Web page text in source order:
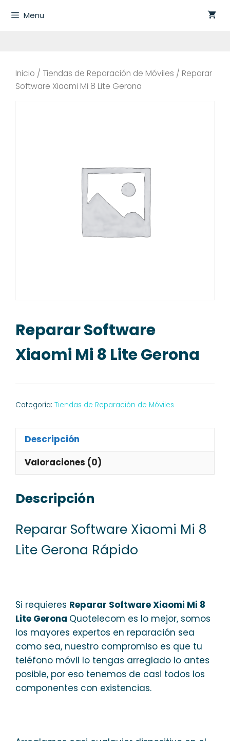
Menu
Inicio / Tiendas de Reparación de Móviles / Reparar
Software Xiaomi Mi 8 Lite Gerona
Reparar Software
Xiaomi Mi 8 Lite Gerona
Categoría: Tiendas de Reparación de Móviles
Descripción
Valoraciones (0)
Descripción
Reparar Software Xiaomi Mi 8
Lite Gerona Rápido
Si requieres Reparar Software Xiaomi Mi 8
Lite Gerona Quotelecom es lo mejor, somos
los mayores expertos en reparación sea
como sea, nuestro compromiso es que tu
teléfono móvil lo tengas arreglado lo antes
posible, por eso tenemos de casi todos los
componentes con existencias.